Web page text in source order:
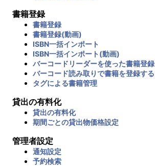
書籍登録
書籍登録
書籍登録(動画)
ISBN一括インポート
ISBN一括インポート(動画)
バーコードリーダーを使った書籍登録
バーコード読み取りで書籍を登録する
タグによる書籍管理
貸出の有料化
貸出の有料化
期間ごとの貸出物価格設定
管理者設定
通知設定
予約検索